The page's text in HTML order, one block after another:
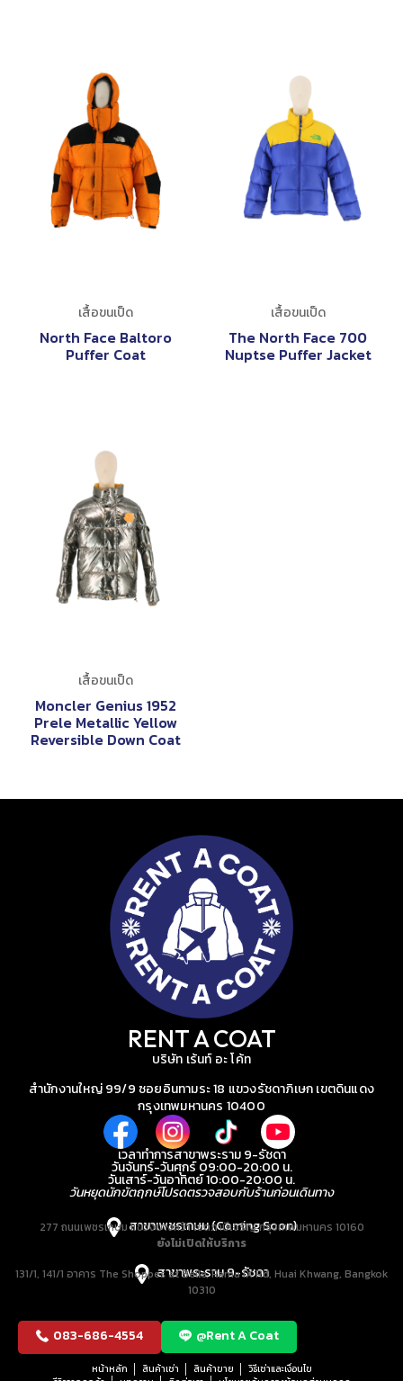
เสื้อขนเป็ด
North Face Baltoro
Puffer Coat
เสื้อขนเป็ด
The North Face 700
Nuptse Puffer Jacket
เสื้อขนเป็ด
Moncler Genius 1952
Prele Metallic Yellow
Reversible Down Coat
RENT A COAT
บริษัท เร้นท์ อะ โค้ท
สำนักงานใหญ่ 99/9 ซอยอินทามระ 18 แขวงรัชดาภิเษก เขตดินแดง
กรุงเทพมหานคร 10400
เวลาทำการสาขาพระราม 9-รัชดา
วันจันทร์-วันศุกร์ 09:00-20:00 น.
วันเสาร์-วันอาทิตย์ 10:00-20:00 น.
วันหยุดนักขัตฤกษ์โปรดตรวจสอบกับร้านก่อนเดินทาง
สาขาเพชรเกษม (Coming Soon)
277 ถนนเพชรเกษม แขวงบางหว้า เขตภาษีเจริญ กรุงเทพมหานคร 10160
ยังไม่เปิดให้บริการ
สาขาพระราม 9-รัชดา
131/1, 141/1 อาคาร The Shoppes at Belle, Rama IX Rd, Huai Khwang, Bangkok
10310
083-686-4554 @Rent A Coat
หน้าหลัก สินค้าเช่า สินค้าขาย
วิธีเช่าและเงื่อนไข